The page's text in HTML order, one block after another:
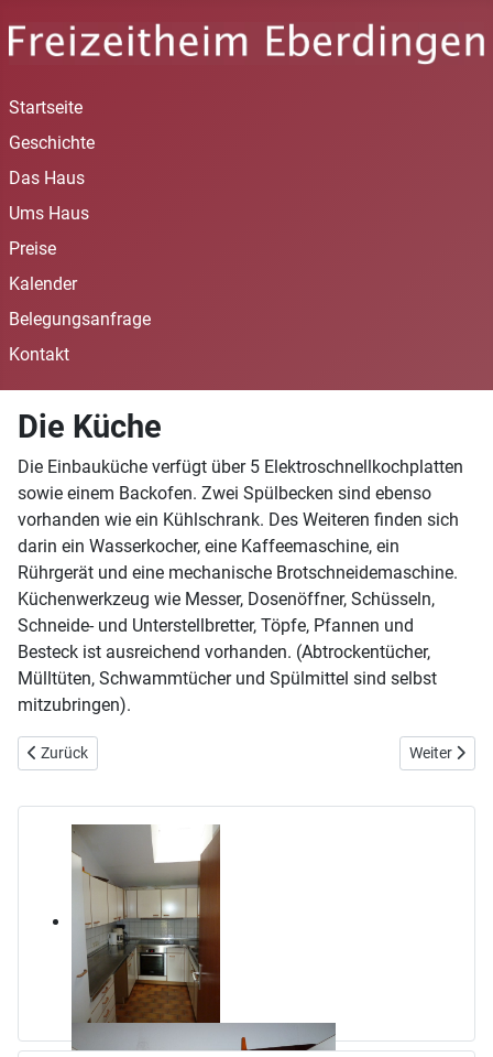
Startseite
Geschichte
Das Haus
Ums Haus
Preise
Kalender
Belegungsanfrage
Kontakt
Die Küche
Die Einbauküche verfügt über 5 Elektroschnellkochplatten
sowie einem Backofen. Zwei Spülbecken sind ebenso
vorhanden wie ein Kühlschrank. Des Weiteren finden sich
darin ein Wasserkocher, eine Kaffeemaschine, ein
Rührgerät und eine mechanische Brotschneidemaschine.
Küchenwerkzeug wie Messer, Dosenöffner, Schüsseln,
Schneide- und Unterstellbretter, Töpfe, Pfannen und
Besteck ist ausreichend vorhanden. (Abtrockentücher,
Mülltüten, Schwammtücher und Spülmittel sind selbst
mitzubringen).
Vorheriger Beitrag: Oberes Bad / WC
Zurück Nächster
Weiter